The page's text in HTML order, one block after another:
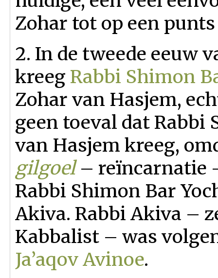
Zohar tot op een
2. In de tweede eeuw
kreeg Rabbi Shimon
Zohar van Hasjem,
geen toeval dat Rabbi
van Hasjem kreeg,
gilgoel– reïncarnatie
Rabbi Shimon Bar
Akiva. Rabbi Akiva –
Kabbalist – was
Ja’aqov Avinoe.